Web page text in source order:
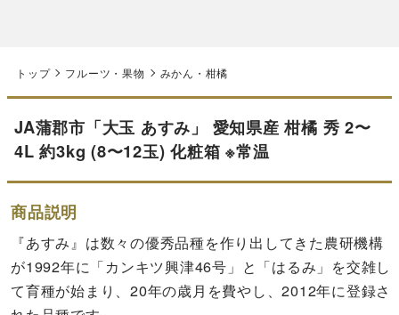
トップ フルーツ・果物 みかん・柑橘
JA蒲郡市「大玉 あすみ」 愛知県産 柑橘 秀 2〜
4L 約3kg (8〜12玉) 化粧箱 ※常温
商品説明
『あすみ』は数々の優秀品種を作り出してきた農研機構
が1992年に「カンキツ興津46号」と「はるみ」を交雑し
て育種が始まり、20年の歳月を費やし、2012年に登録さ